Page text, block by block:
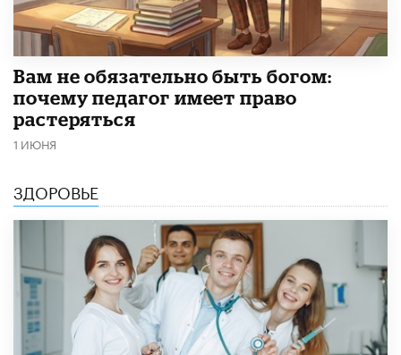
​Вам не обязательно быть богом:
почему педагог имеет право
растеряться
1 ИЮНЯ
ЗДОРОВЬЕ